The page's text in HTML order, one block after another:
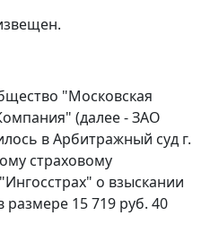
"Московская
(далее - ЗАО
в Арбитражный суд г.
страховому
о взыскании
15 719 руб. 40